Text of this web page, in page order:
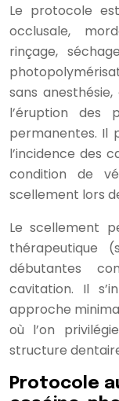
Le protocole
occlusale,
rinçage,
sans
l’éruption des
permanentes. Il
l’incidence des
condition de
scellement lors
Le scellement
thérapeutique
débutantes
cavitation. Il
approche
où l’on
structure
Protocole